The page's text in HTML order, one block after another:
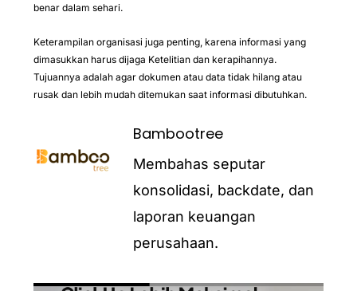
benar dalam sehari.
Keterampilan organisasi juga penting, karena informasi yang
dimasukkan harus dijaga Ketelitian dan kerapihannya.
Tujuannya adalah agar dokumen atau data tidak hilang atau
rusak dan lebih mudah ditemukan saat informasi dibutuhkan.
Bambootree
Membahas seputar
konsolidasi, backdate, dan
laporan keuangan
perusahaan.